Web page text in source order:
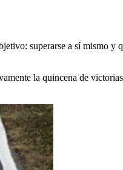
superarse a sí mismo y
la quincena de